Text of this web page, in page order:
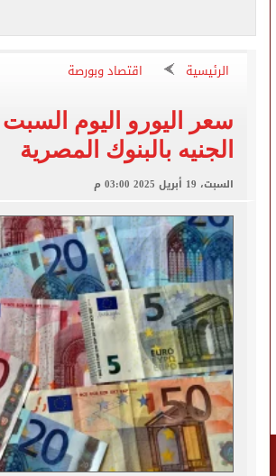
تقارير: الأهلى يضع اللمسات
عبد الله السعيد يواصل الغياب
برنامج غذائى خاص للاعبى
شيكو بانزا يخطر الزمالك بالعودة إلى
رسميا.. اتحاد الكرة يعلن استضافة
الرئيسية اقتصاد وبورصة
الجنيه بالبنوك المصرية
السبت، 19 أبريل 2025 03:00 م